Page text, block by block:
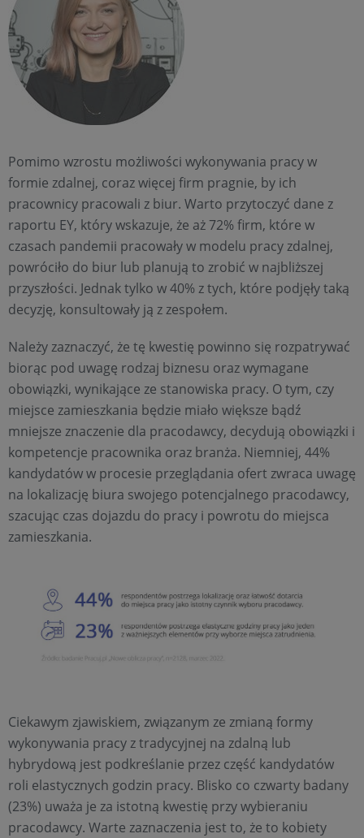
Pomimo wzrostu możliwości wykonywania pracy w
formie zdalnej, coraz więcej firm pragnie, by ich
pracownicy pracowali z biur. Warto przytoczyć dane z
raportu EY, który wskazuje, że aż 72% firm, które w
czasach pandemii pracowały w modelu pracy zdalnej,
powróciło do biur lub planują to zrobić w najbliższej
przyszłości. Jednak tylko w 40% z tych, które podjęły taką
decyzję, konsultowały ją z zespołem.
Należy zaznaczyć, że tę kwestię powinno się rozpatrywać
biorąc pod uwagę rodzaj biznesu oraz wymagane
obowiązki, wynikające ze stanowiska pracy. O tym, czy
miejsce zamieszkania będzie miało większe bądź
mniejsze znaczenie dla pracodawcy, decydują obowiązki i
kompetencje pracownika oraz branża. Niemniej, 44%
kandydatów w procesie przeglądania ofert zwraca uwagę
na lokalizację biura swojego potencjalnego pracodawcy,
szacując czas dojazdu do pracy i powrotu do miejsca
zamieszkania.
Ciekawym zjawiskiem, związanym ze zmianą formy
wykonywania pracy z tradycyjnej na zdalną lub
hybrydową jest podkreślanie przez część kandydatów
roli elastycznych godzin pracy. Blisko co czwarty badany
(23%) uważa je za istotną kwestię przy wybieraniu
pracodawcy. Warte zaznaczenia jest to, że to kobiety